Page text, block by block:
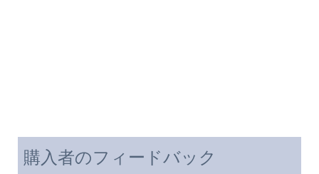
購入者のフィードバック